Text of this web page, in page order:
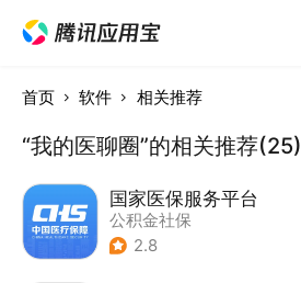
首页 软件 相关推荐
“我的医聊圈”的相关推荐(25)
国家医保服务平台
公积金社保
2.8